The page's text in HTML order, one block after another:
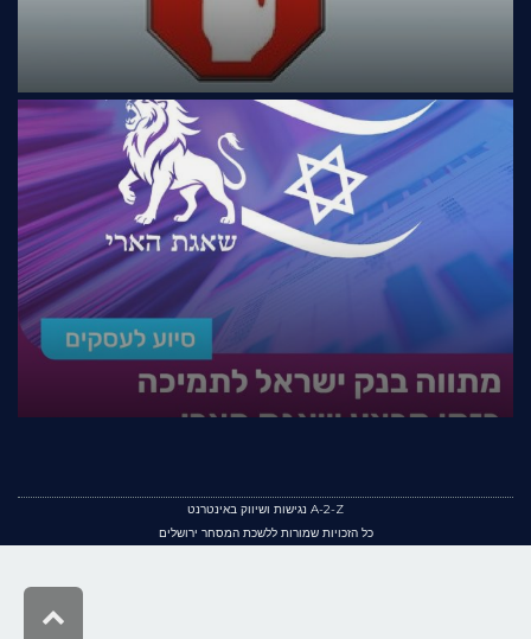
A-2-Z נגישות ושיווק באינטרנט
כל הזכויות שמורות ללשכת המסחר ירושלים
גלילה